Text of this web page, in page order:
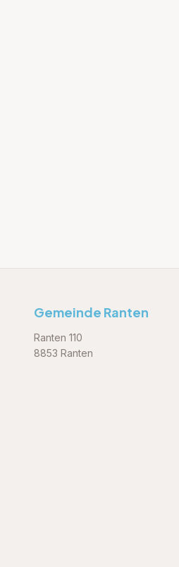
Gemeinde Ranten
Ranten 110
8853 Ranten